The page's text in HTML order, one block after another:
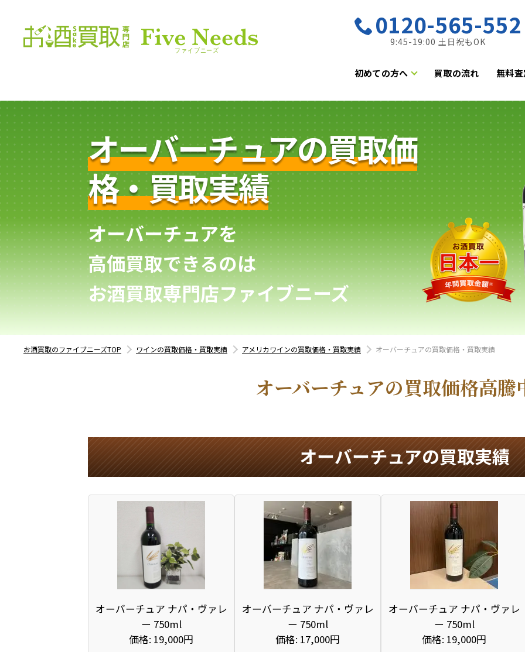
0120-565-552
9:45-19:00 土日祝もOK
初めての方へ 買取の流れ 無料
オーバーチュアの買取価
格・買取実績
オーバーチュアを
高価買取できるのは
お酒買取専門店ファイブニーズ
お酒買取のファイブニーズTOP ワインの買取価格・買取実績 アメリカワインの買取価格・買取実績 オーバーチュアの買取価格・買取実績
オーバーチュアの買取価格高騰
オーバーチュアの買取実績
オーバーチュア ナパ・ヴァレ
ー 750ml
価格: 19,000円
オーバーチュア ナパ・ヴァレ
ー 750ml
価格: 17,000円
オーバーチュア ナパ・ヴァレ
ー 750ml
価格: 19,000円